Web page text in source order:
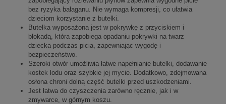
bez ryzyka bałaganu. Nie wymaga kompresji, co ułatwia
dzieciom korzystanie z butelki.
Butelka wyposażona jest w pokrywkę z przyciskiem i
blokadą, która zapobiega opadaniu pokrywki na twarz
dziecka podczas picia, zapewniając wygodę i
bezpieczeństwo.
Szeroki otwór umożliwia łatwe napełnianie butelki, dodawanie
kostek lodu oraz szybkie jej mycie. Dodatkowo, zdejmowana
osłona chroni dolną część butelki przed uszkodzeniami.
Jest łatwa do czyszczenia zarówno ręcznie, jak i w
zmywarce, w górnym koszu.